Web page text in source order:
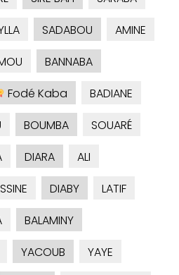
SADABOU
AMINE
BANNABA
Fodé Kaba
BADIANE
BOUMBA
SOUARÉ
DIARA
ALI
DIABY
LATIF
BALAMINY
YACOUB
YAYE